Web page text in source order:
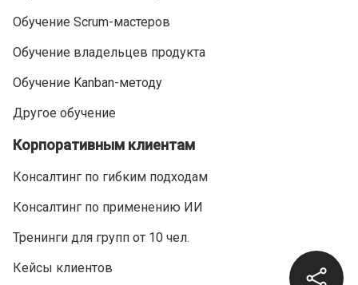
Обучение Scrum-мастеров
Обучение владельцев продукта
Обучение Kanban-методу
Другое обучение
Корпоративным клиентам
Консалтинг по гибким подходам
Консалтинг по применению ИИ
Тренинги для групп от 10 чел.
Кейсы клиентов